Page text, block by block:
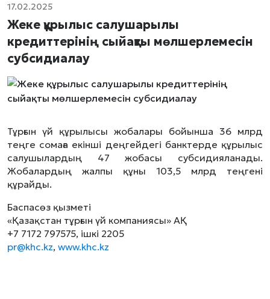
17.02.2025
Жеке құрылыс салушарылы
кредиттерінің сыйақты мөлшерлемесін
субсидиалау
Тұрғын үй құрылысы жобалары бойынша 36 млрд
теңге сомаға екінші деңгейдегі банктерде құрылыс
салушылардың 47 жобасы субсидияланады.
Жобалардың жалпы құны 103,5 млрд теңгені
құрайды.
Баспасөз қызметі
«Қазақстан тұрғын үй компаниясы» АҚ
+7 7172 797575, ішкі 2205
pr@khc.kz, www.khc.kz